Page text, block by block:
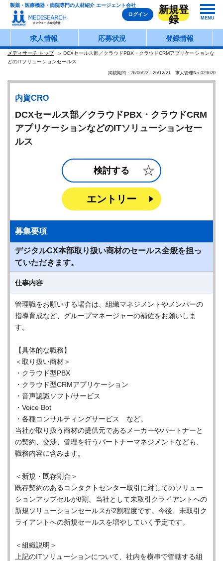
製薬・医療機器・病院専門の人材紹介 エージェント会社
ログイン
新規登
録
MENU
求人情報 応募状況 登録情報
メディサーチ トップ
DCXセールス部／クラウドPBX・クラウドCRMアプリケーションな
どのITソリューションセールス
掲載期間：26/06/22～26/12/21 求人管理No.029620
内資CRO
DCXセールス部／クラウドPBX・クラウドCRM
アプリケーションなどのITソリューションセー
ルス
検討する
エントリー
募集要項
デジタルCX本部取り扱い商材のセールス全般を担っ
ていただきます。
仕事内容
管理職をお願いする場合は、組織マネジメントやメンバーの
指導育成など、グループマネージャーの補佐をお願いしま
す。
【具体的な職務】
＜取り扱い商材＞
・クラウド型PBX
・クラウド型CRMアプリケーション
・音声認識ソフト/サービス
・Voice Bot
・各種コンサルティングサービス など。
当社が取り扱う商材の提供元であるメーカーやパートナーと
の契約、交渉、管理を行うパートナーマネジメントなども、
職務内容に含みます。
＜新規・既存割合＞
既存契約のあるコンタクトセンター取引に対してのソリュー
ションアップセルが8割、当社として未取引クライアントへの
新規ソリューションセールスが2割程度です。今後、未取引ク
ライアントへの新規セールスを増やしていく予定です。
＜組織説明＞
上記のITソリューションについて、社内を横串で管轄する組